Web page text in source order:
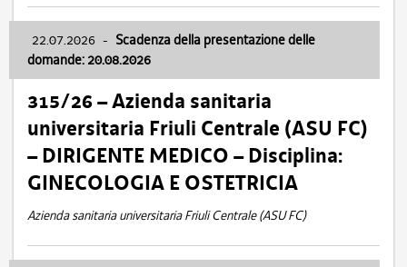
22.07.2026 - Scadenza della presentazione delle
domande: 20.08.2026
315/26 – Azienda sanitaria
universitaria Friuli Centrale (ASU FC)
– DIRIGENTE MEDICO – Disciplina:
GINECOLOGIA E OSTETRICIA
Azienda sanitaria universitaria Friuli Centrale (ASU FC)